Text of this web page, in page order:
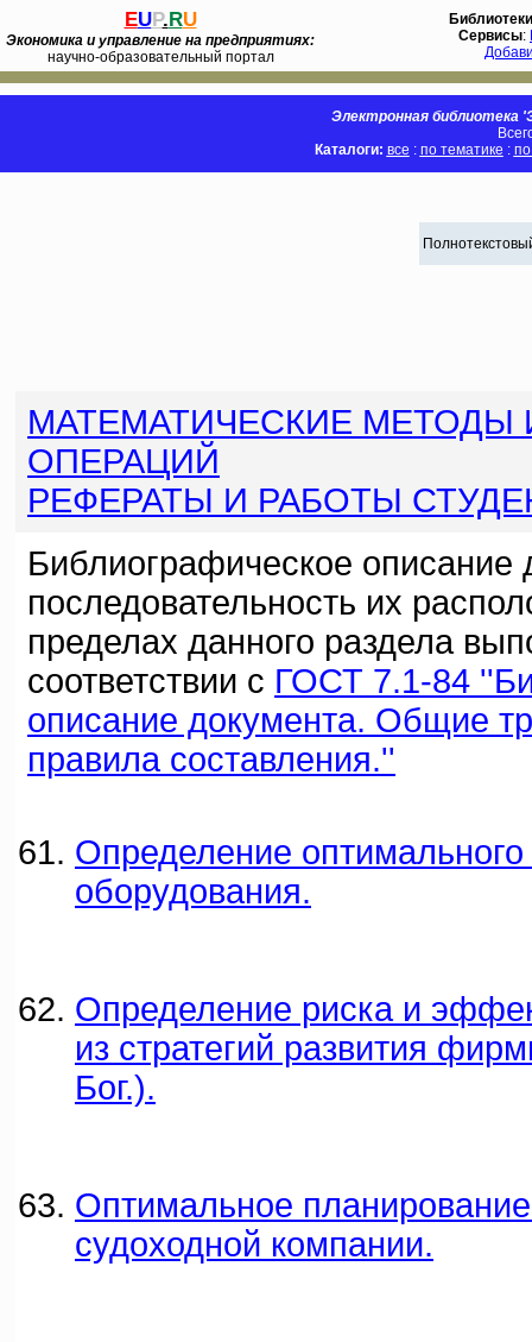
EUP.RU
Экономика и управление на предприятиях:
научно-образовательный портал
Библиотеки
Сервисы:
Электронная библиотека
Каталоги: все : по тематике :
МАТЕМАТИЧЕСКИЕ
ОПЕРАЦИЙ
РЕФЕРАТЫ И РАБОТЫ
Библиографическое описание
последовательность их
пределах данного раздела
соответствии с ГОСТ 7.1-84
описание документа. Общие
правила составления.''
Определение
оборудования.
Определение риска и
из стратегий развития
Бог.).
Оптимальное
судоходной компании.